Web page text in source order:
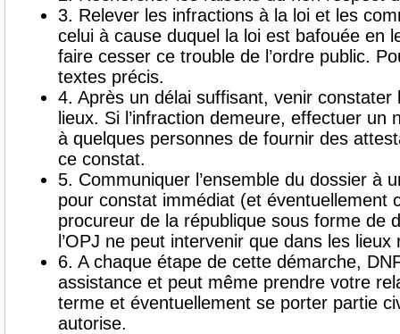
3. Relever les infractions à la loi et les
celui à cause duquel la loi est bafouée en
faire cesser ce trouble de l’ordre public.
textes précis.
4. Après un délai suffisant, venir
lieux. Si l’infraction demeure, effectuer
à quelques personnes de fournir des
ce constat.
5. Communiquer l’ensemble du dossier à
pour constat immédiat (et éventuellement
procureur de la république sous forme de
l’OPJ ne peut intervenir que dans les
6. A chaque étape de cette démarche,
assistance et peut même prendre votre
terme et éventuellement se porter partie
autorise.